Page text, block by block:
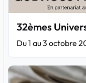
32èmes
Du 1 au 3 octobre